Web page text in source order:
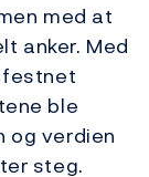
med at
anker. Med
festnet
ble
og verdien
steg.